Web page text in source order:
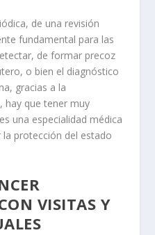
de una revisión
fundamental para las
de formar precoz
o bien el diagnóstico
gracias a la
hay que tener muy
es una especialidad médica
protección del estado
VISITAS Y